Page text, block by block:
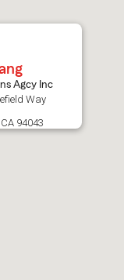
Agcy Inc
Way
94043